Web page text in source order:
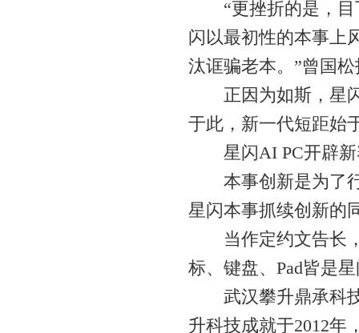
“更挫折的是，目
闪以最初性的本事上
汰诓骗老本。”曾国
正因为如斯，星闪
于此，新一代短距始
星闪AI PC开辟新
本事创新是为了行
星闪本事抓续创新的
当作定约文告长，
标、键盘、Pad皆是
武汉攀升鼎承科技
升科技成就于2012年